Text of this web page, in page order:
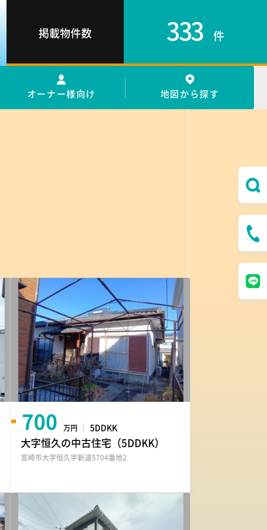
掲載物件数 333 件
オーナー様向け 地図から探す
700 万円 5DDKK
大字恒久の中古住宅（5DDKK）
宮崎市大字恒久字新道5704番地2